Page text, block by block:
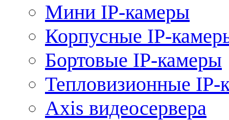
Мини IP-камеры
Корпусные IP-
Бортовые IP-камеры
Тепловизионные IP-
Axis видеосервера